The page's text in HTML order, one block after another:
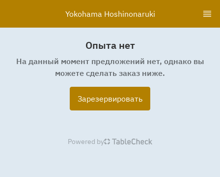
Yokohama Hoshinonaruki
Опыта нет
На данный момент предложений нет, однако вы
можете сделать заказ ниже.
Зарезервировать
Powered by